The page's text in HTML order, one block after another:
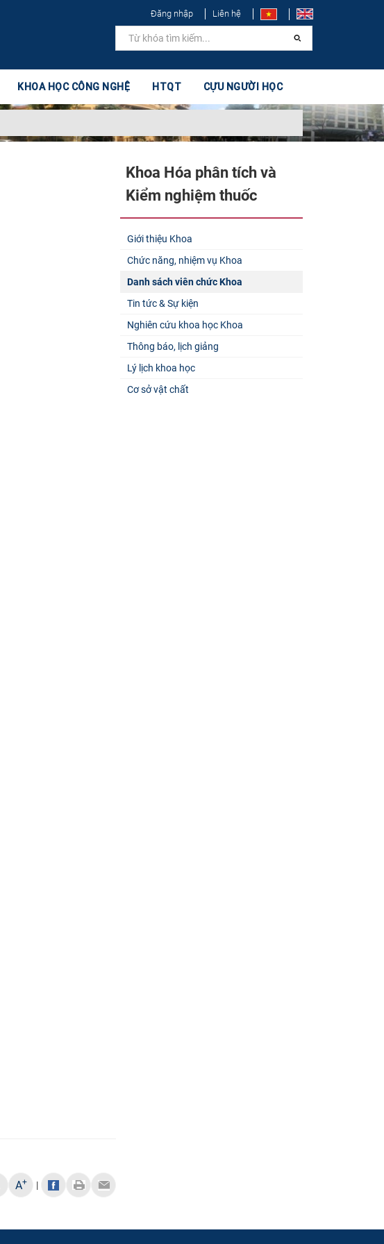
Đăng nhập Liên hệ
KHOA HỌC CÔNG NGHỆ HTQT CỰU NGƯỜI HỌC
A+ |
Khoa Hóa phân tích và
Kiểm nghiệm thuốc
Giới thiệu Khoa
Chức năng, nhiệm vụ Khoa
Danh sách viên chức Khoa
Tin tức & Sự kiện
Nghiên cứu khoa học Khoa
Thông báo, lịch giảng
Lý lịch khoa học
Cơ sở vật chất